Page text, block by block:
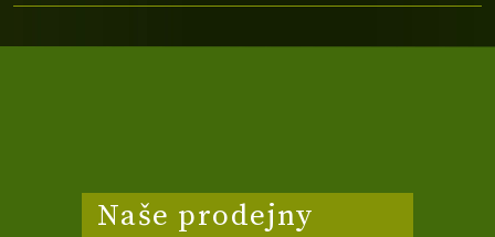
Naše prodejny